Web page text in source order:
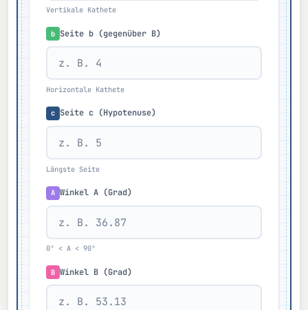
Vertikale Kathete
b Seite b (gegenüber B)
Horizontale Kathete
c Seite c (Hypotenuse)
Längste Seite
A Winkel A (Grad)
0° < A < 90°
B Winkel B (Grad)